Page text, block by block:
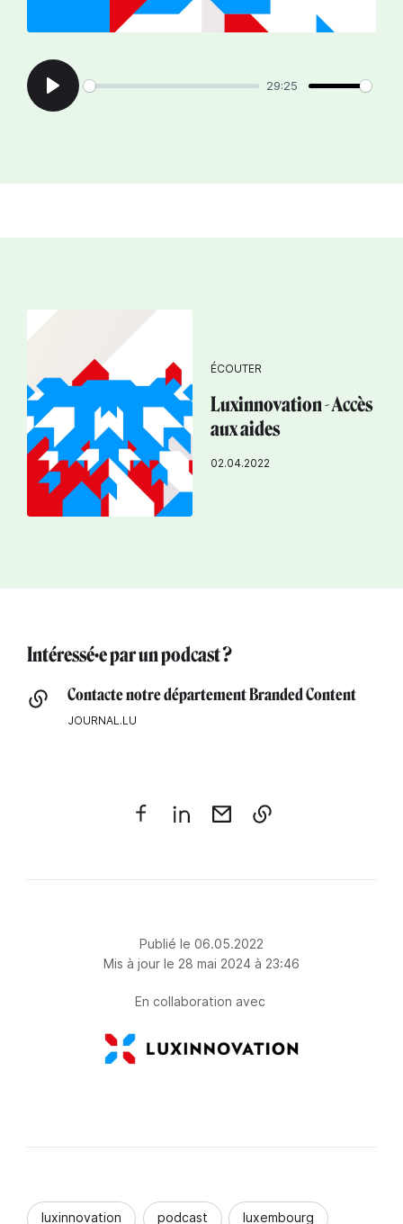
Play
29:25
ÉCOUTER
Luxinnovation - Accès
aux aides
02.04.2022
Intéressé·e par un podcast ?
Contacte notre département Branded Content
JOURNAL.LU
Publié le 06.05.2022
Mis à jour le 28 mai 2024 à 23:46
En collaboration avec
luxinnovation podcast luxembourg